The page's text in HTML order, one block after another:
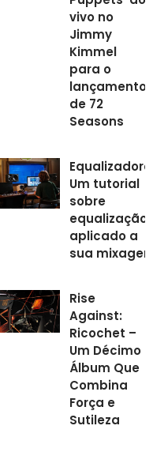
vivo no
Jimmy
Kimmel
para o
lançamento
de 72
Seasons
Um tutorial
sobre
equalização
aplicado a
sua
Rise
Against:
Ricochet –
Um Décimo
Álbum Que
Combina
Força e
Sutileza